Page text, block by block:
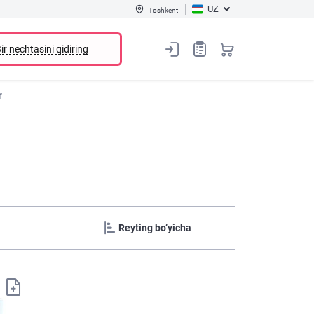
Toshkent UZ
nechtasini qidiring